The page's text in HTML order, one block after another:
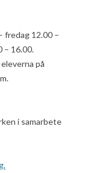
fredag 12.00 –
– 16.00.
på
i samarbete